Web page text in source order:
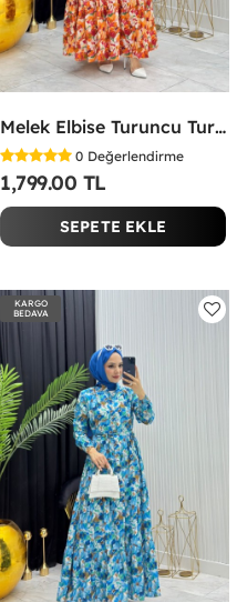
Melek Elbise Turuncu Turuncu
0 Değerlendirme
1,799.00 TL
SEPETE EKLE
KARGO
BEDAVA